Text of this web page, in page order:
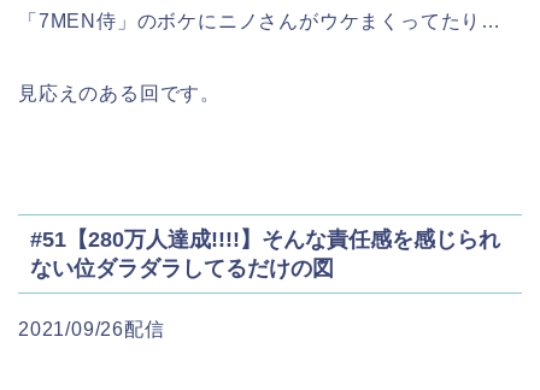
「7MEN侍」のボケにニノさんがウケまくってたり…
見応えのある回です。
#51【280万人達成!!!!】そんな責任感を感じられ
ない位ダラダラしてるだけの図
2021/09/26配信